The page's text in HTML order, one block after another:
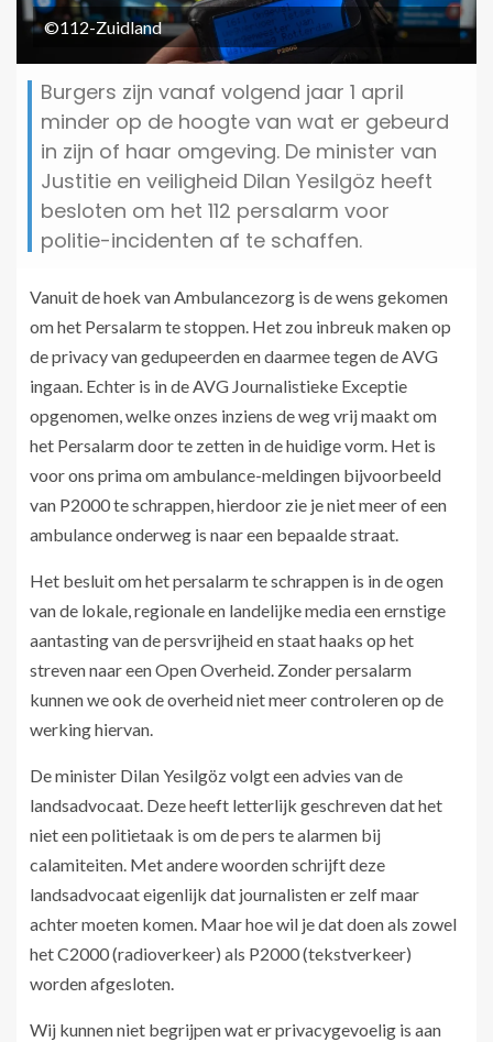
©112-Zuidland
Burgers zijn vanaf volgend jaar 1 april
minder op de hoogte van wat er gebeurd
in zijn of haar omgeving. De minister van
Justitie en veiligheid Dilan Yesilgöz heeft
besloten om het 112 persalarm voor
politie-incidenten af te schaffen.
Vanuit de hoek van Ambulancezorg is de wens gekomen
om het Persalarm te stoppen. Het zou inbreuk maken op
de privacy van gedupeerden en daarmee tegen de AVG
ingaan. Echter is in de AVG Journalistieke Exceptie
opgenomen, welke onzes inziens de weg vrij maakt om
het Persalarm door te zetten in de huidige vorm. Het is
voor ons prima om ambulance-meldingen bijvoorbeeld
van P2000 te schrappen, hierdoor zie je niet meer of een
ambulance onderweg is naar een bepaalde straat.
Het besluit om het persalarm te schrappen is in de ogen
van de lokale, regionale en landelijke media een ernstige
aantasting van de persvrijheid en staat haaks op het
streven naar een Open Overheid. Zonder persalarm
kunnen we ook de overheid niet meer controleren op de
werking hiervan.
De minister Dilan Yesilgöz volgt een advies van de
landsadvocaat. Deze heeft letterlijk geschreven dat het
niet een politietaak is om de pers te alarmen bij
calamiteiten. Met andere woorden schrijft deze
landsadvocaat eigenlijk dat journalisten er zelf maar
achter moeten komen. Maar hoe wil je dat doen als zowel
het C2000 (radioverkeer) als P2000 (tekstverkeer)
worden afgesloten.
Wij kunnen niet begrijpen wat er privacygevoelig is aan